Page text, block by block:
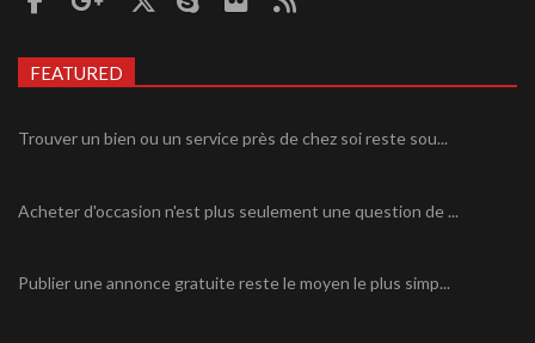
FEATURED
Trouver un bien ou un service près de chez soi reste sou...
Acheter d'occasion n'est plus seulement une question de ...
Publier une annonce gratuite reste le moyen le plus simp...